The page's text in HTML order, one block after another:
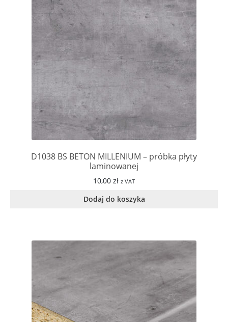
D1038 BS BETON MILLENIUM – próbka płyty
laminowanej
10,00 zł z VAT
Dodaj do koszyka